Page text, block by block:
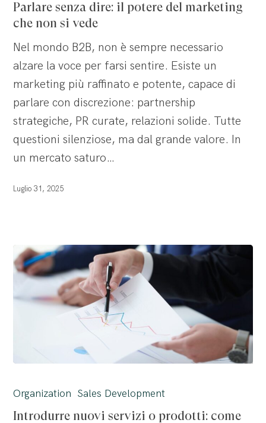
il
del
marketing
che
non
si
vede
Parlare senza dire: il potere del marketing
che non si vede
Nel mondo B2B, non è sempre necessario
alzare la voce per farsi sentire. Esiste un
marketing più raffinato e potente, capace di
parlare con discrezione: partnership
strategiche, PR curate, relazioni solide. Tutte
questioni silenziose, ma dal grande valore. In
un mercato saturo…
Luglio 31, 2025
nuovi
servizi
Organization Sales Development
Introdurre nuovi servizi o prodotti: come